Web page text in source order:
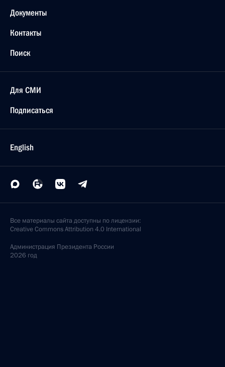
Документы
Контакты
Поиск
Для СМИ
Подписаться
English
Все материалы сайта доступны по лицензии:
Creative Commons Attribution 4.0 International
Администрация Президента России
2026 год